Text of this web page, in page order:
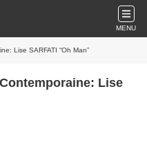
MENU
Lise SARFATI “Oh Man”
Lise